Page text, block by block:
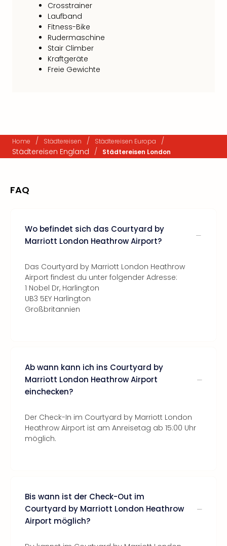
Crosstrainer
Laufband
Fitness-Bike
Rudermaschine
Stair Climber
Kraftgeräte
Freie Gewichte
Home / Städtereisen / Städtereisen Europa
/
Städtereisen England / Städtereisen London
FAQ
Wo befindet sich das Courtyard by
Marriott London Heathrow Airport?
Das Courtyard by Marriott London Heathrow
Airport findest du unter folgender Adresse:
1 Nobel Dr, Harlington
UB3 5EY Harlington
Großbritannien
Ab wann kann ich ins Courtyard by
Marriott London Heathrow Airport
einchecken?
Der Check-In im Courtyard by Marriott London
Heathrow Airport ist am Anreisetag ab 15:00 Uhr
möglich.
Bis wann ist der Check-Out im
Courtyard by Marriott London Heathrow
Airport möglich?